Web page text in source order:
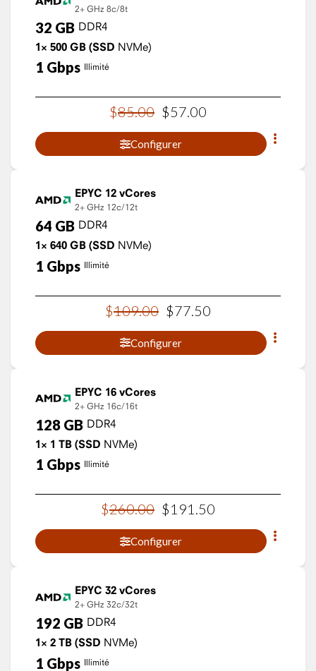
2+ GHz 8c/8t
32 GB DDR4
1× 500 GB (SSD NVMe)
1 Gbps Illimité
$85.00 $57.00
Configurer
EPYC 12 vCores
2+ GHz 12c/12t
64 GB DDR4
1× 640 GB (SSD NVMe)
1 Gbps Illimité
$109.00 $77 50
Configurer
EPYC 16 vCores
2+ GHz 16c/16t
128 GB DDR4
1× 1 TB (SSD NVMe)
1 Gbps Illimité
$260.00 $191 .50
Configurer
EPYC 32 vCores
2+ GHz 32c/32t
192 GB DDR4
1× 2 TB (SSD NVMe)
1 Gbps Illimité